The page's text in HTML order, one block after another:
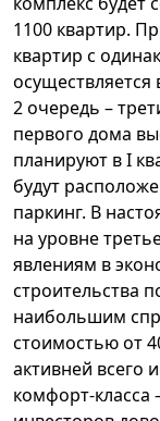
1100 квартир.
квартир с
осуществляется
2 очередь –
первого дома
планируют в I
будут
паркинг. В
на уровне
явлениям в
строительства
наибольшим
стоимостью от
активней всего
комфорт-класса